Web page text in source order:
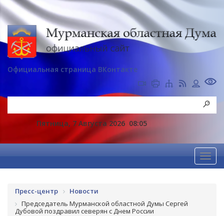
Официальная страница ВКонтакте
Пятница, 7 Августа 2026 08:05
Пресс-центр
Новости
Председатель Мурманской областной Думы Сергей
Дубовой поздравил северян с Днем России